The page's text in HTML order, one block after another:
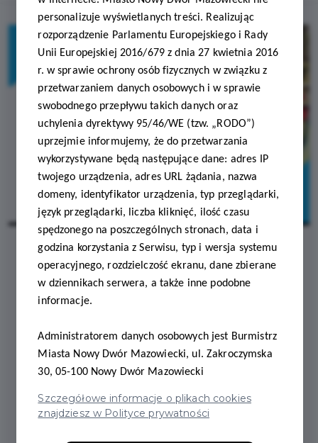
2026-07-07
SPOTKANIE LUB
WYDARZENIE?
SKORZYSTAJ Z OFERTY
MODLIN TWIERDZA
personalizuje wyświetlanych treści. Realizując
rozporządzenie Parlamentu Europejskiego i Rady
Unii Europejskiej 2016/679 z dnia 27 kwietnia 2016
r. w sprawie ochrony osób fizycznych w związku z
przetwarzaniem danych osobowych i w sprawie
swobodnego przepływu takich danych oraz
uchylenia dyrektywy 95/46/WE (tzw. „RODO”)
uprzejmie informujemy, że do przetwarzania
wykorzystywane będą następujące dane: adres IP
twojego urządzenia, adres URL żądania, nazwa
domeny, identyfikator urządzenia, typ przeglądarki,
język przeglądarki, liczba kliknięć, ilość czasu
spędzonego na poszczególnych stronach, data i
godzina korzystania z Serwisu, typ i wersja systemu
operacyjnego, rozdzielczość ekranu, dane zbierane
w dziennikach serwera, a także inne podobne
informacje.
Administratorem danych osobowych jest Burmistrz
Miasta Nowy Dwór Mazowiecki, ul. Zakroczymska
30, 05-100 Nowy Dwór Mazowiecki
Szczegółowe informacje o plikach cookies
znajdziesz w Polityce prywatności